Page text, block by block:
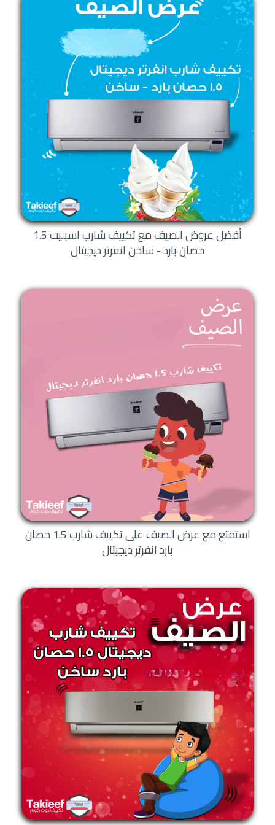
حصان
كما تقدم شركة شارب خدمة عملاء تتميز بجودة عالية في تقديم المساعدة لكل
عملائها، مع التعاون مع العملاء لحل كافة المشكلات التي تواجههم خلال
استخدام أجهزة تكييف شارب.
هذا بجانب أن الخدمة متاحة على مدار ساعات اليوم، وهذا لتلقي جميع مكالمات
العملاء في أسرع وقت.
عروض تكييف شارب 1.5 حصان
أما من حيث العروض، فإن الموقع يقدم أفضل العروض والتخفيضات على أجهزة
تكييف شارب 1.5 حصان، والتي تقدم أيضًا لعملائها العديد من الخدمات والمميزات
التي تلي خدمة البيع.
كما ننصح بالاستمتاع بخدماتنا المقدمة عبر التواصل معنا والاستعلام عن العروض
بأسهل الطرق من خلال هذا الموقع المتميز.
أفضل عروض الصيف مع تكييف شارب اسبليت 1.5
حصان بارد - ساخن انفرتر ديجيتال
استمتع مع عرض الصيف على تكييف شارب 1.5 حصان
بارد انفرتر ديجيتال